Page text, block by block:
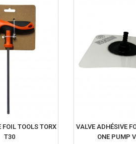
FOIL TOOLS TORX
T30
VALVE ADHÉSIVE
ONE PUMP